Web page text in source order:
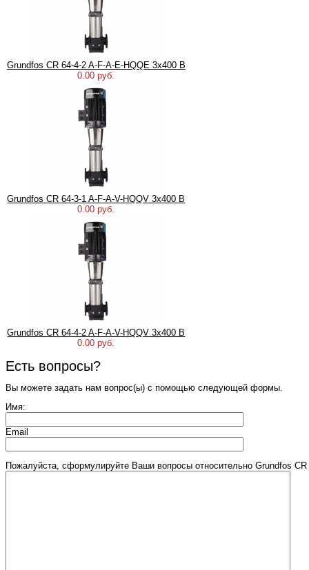
Grundfos CR 64-4-2 A-F-A-E-HQQE 3х400 В
0.00 руб.
Grundfos CR 64-3-1 A-F-A-V-HQQV 3х400 В
0.00 руб.
Grundfos CR 64-4-2 A-F-A-V-HQQV 3х400 В
0.00 руб.
Есть вопросы?
Вы можете задать нам вопрос(ы) с помощью следующей формы.
Имя:
Email
Пожалуйста, сформулируйте Ваши вопросы относительно Grundfos